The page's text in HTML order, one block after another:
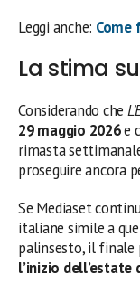
Leggi anche: Come
La stima
Considerando che
29 maggio 2026e
rimasta
proseguire ancora
Se Mediaset
italiane simile a
palinsesto, il finale
l’inizio dell’estate